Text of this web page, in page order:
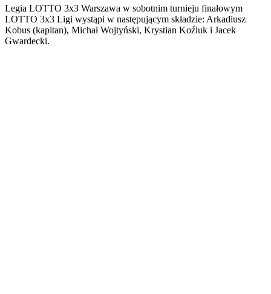
Legia LOTTO 3x3 Warszawa w sobotnim turnieju finałowym
LOTTO 3x3 Ligi wystąpi w następującym składzie: Arkadiusz
Kobus (kapitan), Michał Wojtyński, Krystian Koźluk i Jacek
Gwardecki.